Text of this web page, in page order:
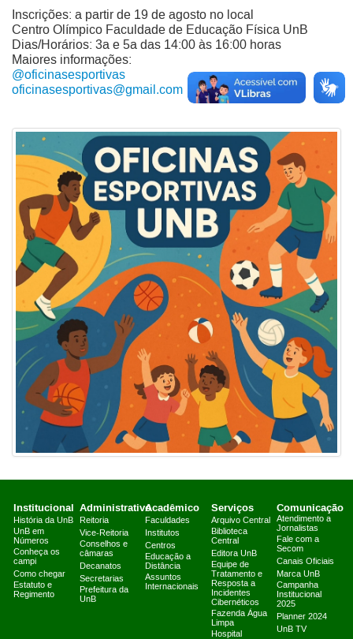
Inscrições: a partir de 19 de agosto no local
Centro Olímpico Faculdade de Educação Física UnB
Dias/Horários: 3a e 5a das 14:00 às 16:00 horas
Maiores informações:
@oficinasesportivas
oficinasesportivas@gmail.com
Institucional
História da UnB
UnB em
Números
Conheça os
campi
Como chegar
Estatuto e
Regimento
Administrativo
Reitoria
Vice-Reitoria
Conselhos e
câmaras
Decanatos
Secretarias
Prefeitura da
UnB
Acadêmico
Faculdades
Institutos
Centros
Educação a
Distância
Assuntos
Internacionais
Serviços
Arquivo Central
Biblioteca
Central
Editora UnB
Equipe de
Tratamento e
Resposta a
Incidentes
Cibernéticos
Fazenda Água
Limpa
Hospital
Comunicação
Atendimento a
Jornalistas
Fale com a
Secom
Canais Oficiais
Marca UnB
Campanha
Institucional
2025
Planner 2024
UnB TV